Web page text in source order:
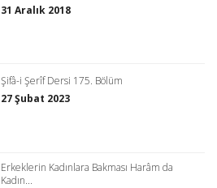
31 Aralık 2018
Şifâ-i Şerîf Dersi 175. Bölüm
27 Şubat 2023
Erkeklerin Kadınlara Bakması Harâm da
Kadın...